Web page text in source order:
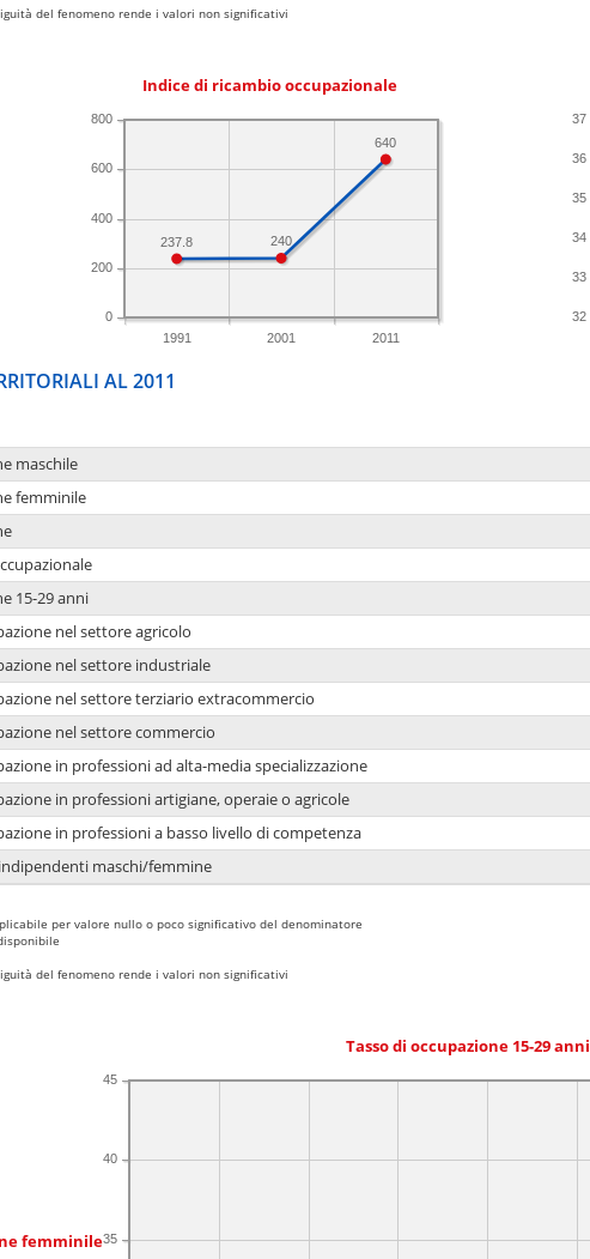
del fenomeno rende i valori non significativi
Indice di ricambio occupazionale
1991 2001 2011
0
200
400
600
800
640
240
237.8
32
33
34
35
36
37
AL 2011
maschile
femminile
15-29 anni
nel settore agricolo
nel settore industriale
nel settore terziario extracommercio
nel settore commercio
in professioni ad alta-media specializzazione
in professioni artigiane, operaie o agricole
in professioni a basso livello di competenza
maschi/femmine
per valore nullo o poco significativo del denominatore
del fenomeno rende i valori non significativi
Tasso di occupazione 15-29 anni
femminile35
40
45